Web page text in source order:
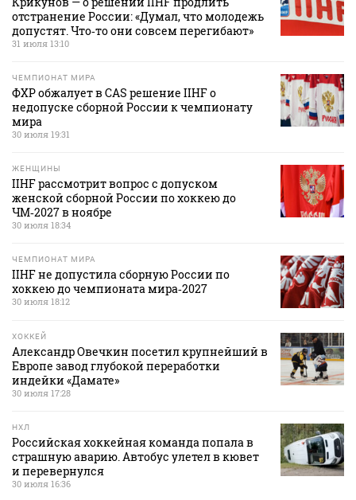
отстранение России: «Думал, что молодежь
допустят. Что‑то они совсем перегибают»
31 июля 13:10
ЧЕМПИОНАТ МИРА
ФХР обжалует в CAS решение IIHF о
недопуске сборной России к чемпионату
мира
30 июля 19:31
ЖЕНЩИНЫ
IIHF рассмотрит вопрос с допуском
женской сборной России по хоккею до
ЧМ‑2027 в ноябре
30 июля 18:34
ЧЕМПИОНАТ МИРА
IIHF не допустила сборную России по
хоккею до чемпионата мира‑2027
30 июля 18:12
ХОККЕЙ
Александр Овечкин посетил крупнейший в
Европе завод глубокой переработки
индейки «Дамате»
30 июля 17:28
НХЛ
Российская хоккейная команда попала в
страшную аварию. Автобус улетел в кювет
и перевернулся
30 июля 16:36